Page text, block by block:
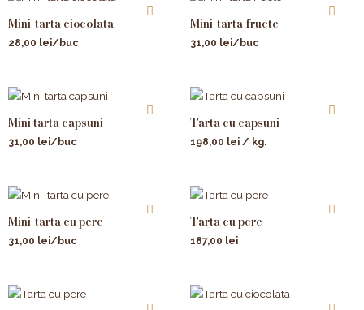
Mini-tarta ciocolata
28,00 lei/buc
Mini-tarta fructe
31,00 lei/buc
Mini tarta capsuni
31,00 lei/buc
Tarta cu capsuni
198,00 lei / kg.
Mini-tarta cu pere
31,00 lei/buc
Tarta cu pere
187,00 lei